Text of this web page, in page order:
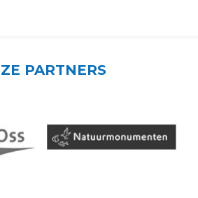
PARTNERS